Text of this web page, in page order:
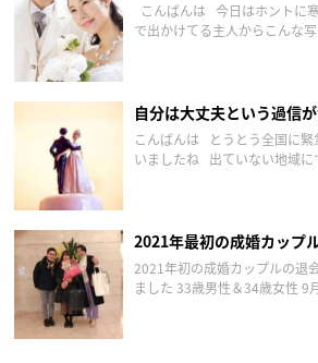
こんばんは 今日はホントに
で出かけてる主人からこんな
自分は大丈夫という過信
こんばんは とうとう全国に緊
いましたね 出ていない地域に
2021年最初の成婚カップ
2021年初の成婚カップルの退
ました 33歳男性＆34歳女性 9